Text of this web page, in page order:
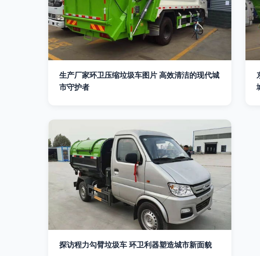
生产厂家环卫压缩垃圾车图片 高效清洁的现代城
市守护者
探访程力勾臂垃圾车 环卫利器塑造城市新面貌